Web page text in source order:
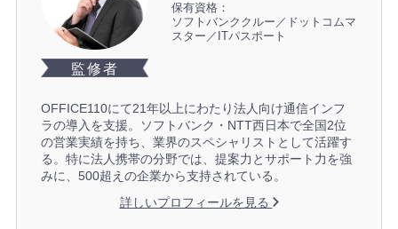
監修者
保有資格：
ソフトバンククルー／ドットコムマ
スター／ITパスポート
OFFICE110にて21年以上にわたり法人向け通信インフ
ラの導入を支援。ソフトバンク・NTT西日本で全国2位
の営業実績を持ち、業界のスペシャリストとして活躍す
る。特に法人携帯の分野では、提案力とサポート力を強
みに、500超えの企業から支持されている。
詳しいプロフィールを見る